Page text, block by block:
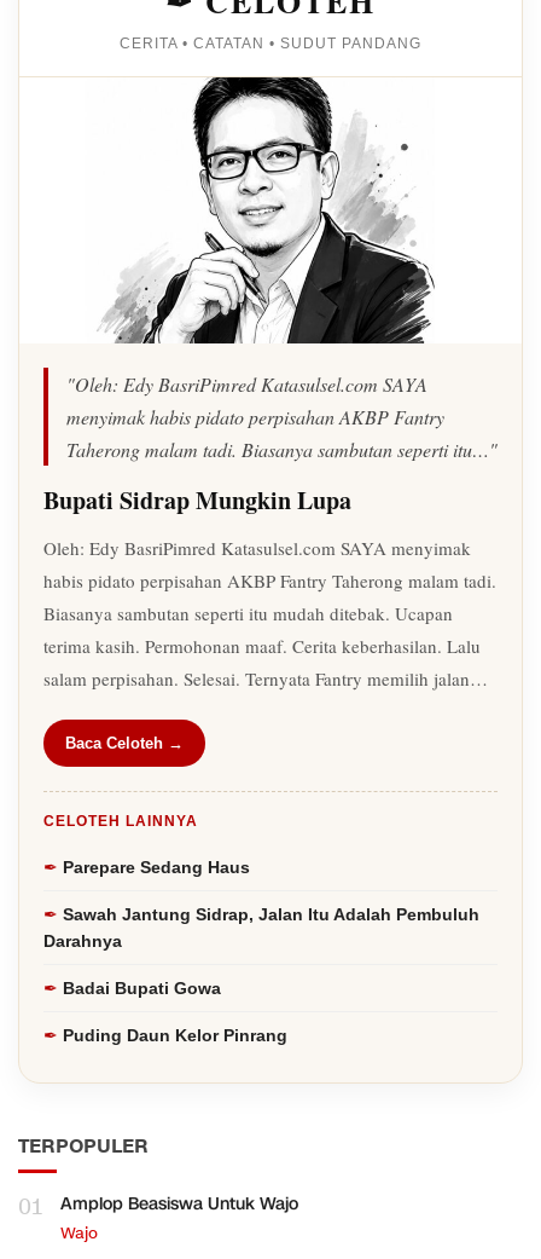
CERITA • CATATAN • SUDUT PANDANG
"Oleh: Edy BasriPimred Katasulsel.com SAYA
menyimak habis pidato perpisahan AKBP Fantry
Taherong malam tadi. Biasanya sambutan seperti itu…"
Bupati Sidrap Mungkin Lupa
Oleh: Edy BasriPimred Katasulsel.com SAYA menyimak
habis pidato perpisahan AKBP Fantry Taherong malam tadi.
Biasanya sambutan seperti itu mudah ditebak. Ucapan
terima kasih. Permohonan maaf. Cerita keberhasilan. Lalu
salam perpisahan. Selesai. Ternyata Fantry memilih jalan…
Baca Celoteh →
CELOTEH LAINNYA
Parepare Sedang Haus
Sawah Jantung Sidrap, Jalan Itu Adalah Pembuluh
Darahnya
Badai Bupati Gowa
Puding Daun Kelor Pinrang
TERPOPULER
01 Amplop Beasiswa Untuk Wajo
Wajo